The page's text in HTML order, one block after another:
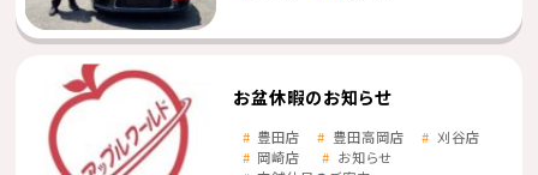
お盆休暇のお知らせ
豊田店 豊田高岡店
刈谷店
岡崎店
お知らせ